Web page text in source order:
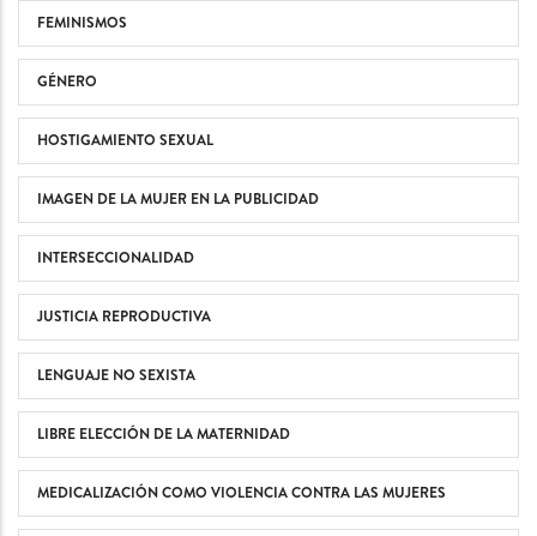
FEMINISMOS
GÉNERO
HOSTIGAMIENTO SEXUAL
IMAGEN DE LA MUJER EN LA PUBLICIDAD
INTERSECCIONALIDAD
JUSTICIA REPRODUCTIVA
LENGUAJE NO SEXISTA
LIBRE ELECCIÓN DE LA MATERNIDAD
MEDICALIZACIÓN COMO VIOLENCIA CONTRA LAS MUJERES